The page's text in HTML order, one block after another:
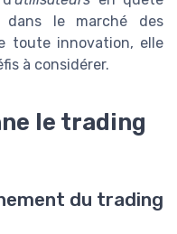
dans le marché des
toute innovation, elle
à considérer.
le trading
du trading